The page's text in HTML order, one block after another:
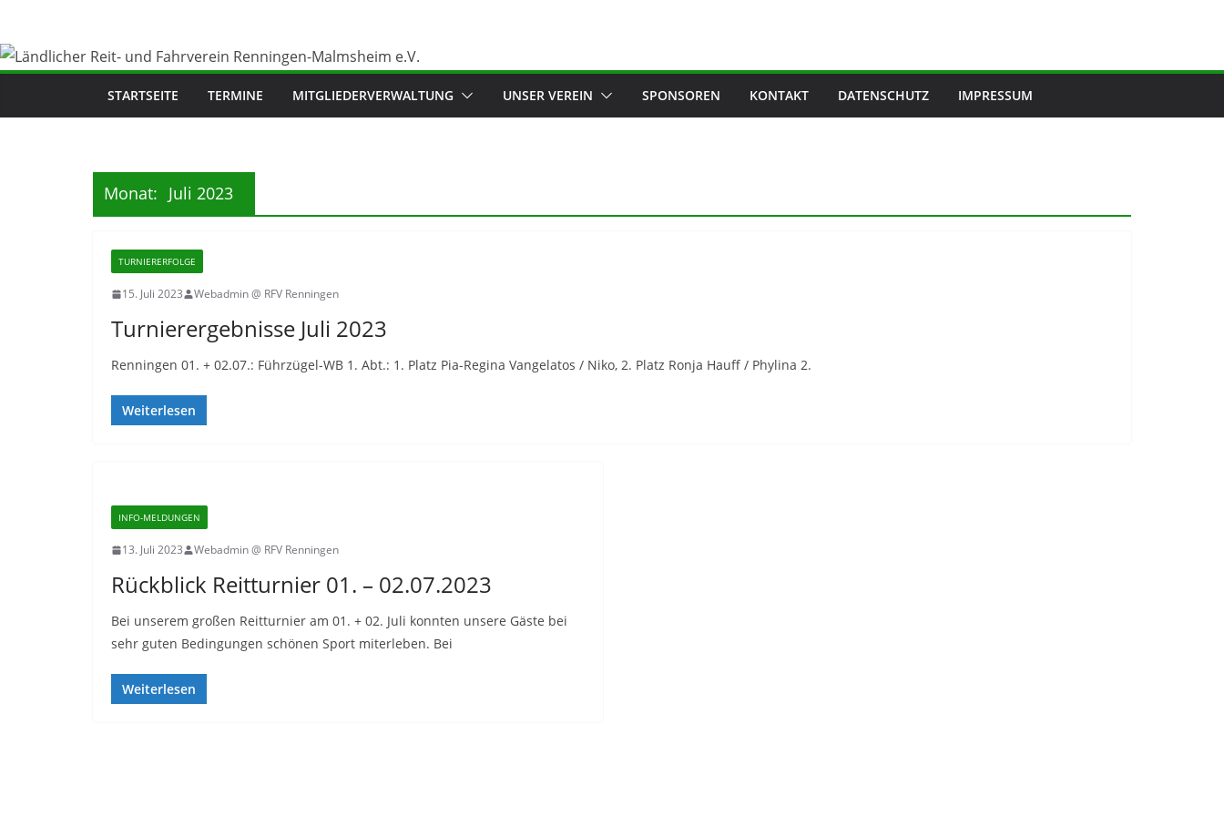
springen
STARTSEITE TERMINE MITGLIEDERVERWALTUNG UNSER VEREIN SPONSOREN KONTAKT DATENSCHUTZ IMPRESSUM
Monat: Juli 2023
TURNIERERFOLGE
15. Juli 2023 Webadmin @ RFV Renningen
Turnierergebnisse Juli 2023
Renningen 01. + 02.07.: Führzügel-WB 1. Abt.: 1. Platz Pia-Regina Vangelatos / Niko, 2. Platz Ronja Hauff / Phylina 2.
Weiterlesen
INFO-MELDUNGEN
13. Juli 2023 Webadmin @ RFV Renningen
Rückblick Reitturnier 01. – 02.07.2023
Bei unserem großen Reitturnier am 01. + 02. Juli konnten unsere Gäste bei
sehr guten Bedingungen schönen Sport miterleben. Bei
Weiterlesen